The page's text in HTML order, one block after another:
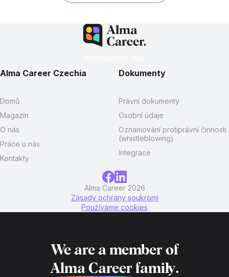
Alma Career Czechia
Domů
Magazín
O nás
Práce u nás
Kontakty
Dokumenty
Právní dokumenty
Osobní údaje
Oznamování protiprávní činnosti
(whistleblowing)
Integrace
Alma Career 2026
Zásady ochrany soukromí
Používáme cookies
We are a member of
Alma Career family.